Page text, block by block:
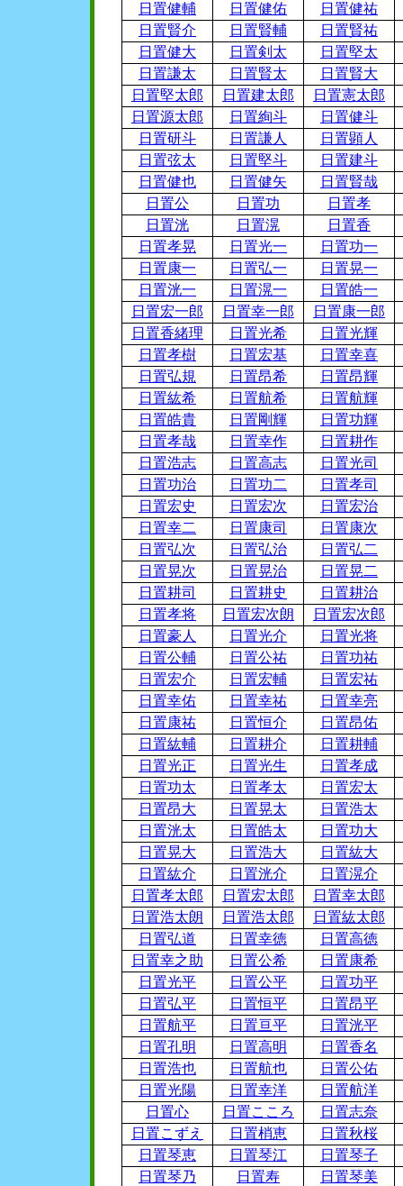
日置健輔 日置健佑
日置健祐
日置賢介
日置賢輔
日置賢祐
日置健大
日置剣太
日置堅太
日置謙太
日置賢太
日置賢大
日置堅太郎
日置建太郎
日置憲太郎
日置源太郎
日置絢斗
日置健斗
日置研斗
日置謙人
日置顕人
日置弦太
日置堅斗
日置建斗
日置健也
日置健矢
日置賢哉
日置公
日置功
日置孝
日置洸
日置滉
日置香
日置孝晃
日置光一
日置功一
日置康一
日置弘一
日置晃一
日置洸一
日置滉一
日置皓一
日置宏一郎
日置幸一郎
日置康一郎
日置香緒理
日置光希
日置光輝
日置孝樹
日置宏基
日置幸喜
日置弘規
日置昂希
日置昂輝
日置紘希
日置航希
日置航輝
日置皓貴
日置剛輝
日置功輝
日置孝哉
日置幸作
日置耕作
日置浩志
日置高志
日置光司
日置功治
日置功二
日置孝司
日置宏史
日置宏次
日置宏治
日置幸二
日置康司
日置康次
日置弘次
日置弘治
日置弘二
日置晃次
日置晃治
日置晃二
日置耕司
日置耕史
日置耕治
日置孝将
日置宏次朗
日置宏次郎
日置豪人
日置光介
日置光将
日置公輔
日置公祐
日置功祐
日置宏介
日置宏輔
日置宏祐
日置幸佑
日置幸祐
日置幸亮
日置康祐
日置恒介
日置昂佑
日置紘輔
日置耕介
日置耕輔
日置光正
日置光生
日置孝成
日置功太
日置孝太
日置宏太
日置昂大
日置晃太
日置浩太
日置洸太
日置皓太
日置功大
日置晃大
日置浩大
日置紘大
日置紘介
日置洸介
日置滉介
日置孝太郎
日置宏太郎
日置幸太郎
日置浩太朗
日置浩太郎
日置紘太郎
日置弘道
日置幸徳
日置高徳
日置幸之助
日置公希
日置康希
日置光平
日置公平
日置功平
日置弘平
日置恒平
日置昂平
日置航平
日置亘平
日置洸平
日置孔明
日置高明
日置香名
日置浩也
日置航也
日置公佑
日置光陽
日置幸洋
日置航洋
日置心
日置こころ
日置志奈
日置こずえ
日置梢恵
日置秋桜
日置琴恵
日置琴江
日置琴子
日置琴乃
日置寿
日置琴美